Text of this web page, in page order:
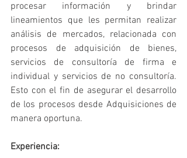
procesar información y brindar
lineamientos que les permitan realizar
análisis de mercados, relacionada con
procesos de adquisición de bienes,
servicios de consultoría de firma e
individual y servicios de no consultoría.
Esto con el fin de asegurar el desarrollo
de los procesos desde Adquisiciones de
manera oportuna.
Experiencia: